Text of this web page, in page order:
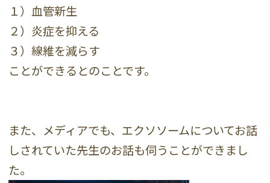
１）血管新生
２）炎症を抑える
３）線維を減らす
ことができるとのことです。
また、メディアでも、エクソソームについてお話
しされていた先生のお話も伺うことができまし
た。